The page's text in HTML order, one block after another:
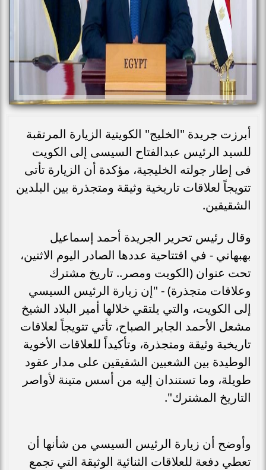
أبرزت جريدة "الخليج" الكويتية الزيارة المرتقبة
للسيد الرئيس عبدالفتاح السيسى إلى الكويت
فى إطار جولته الخليجية، مؤكدة أن الزيارة تأتى
تتويجاً لعلاقات تاريخية وثيقة ومتجذرة بين البلدين
الشقيقين.
وقال رئيس تحرير الجريدة أحمد إسماعيل
بهبهاني - في افتتاحية عددها الصادر اليوم الاثنين،
تحت عنوان (الكويت ومصر.. تاريخ مشترك
وعلاقات متجذرة) - "إن زيارة الرئيس السيسي
إلى الكويت، والتي يلتقي خلالها أمير البلاد الشيخ
مشعل الأحمد الجابر الصباح، تأتي تتويجاً لعلاقات
تاريخية وثيقة ومتجذرة، وتأكيداً للعلاقات الأخوية
الوطيدة بين الشعبين الشقيقين على مدار عقود
طويلة، وما تستندان إليه من أسس متينة لأواصر
التاريخ المشترك".
وأوضح أن زيارة الرئيس السيسي من شأنها أن
تعطي دفعة للعلاقات الثنائية الوثيقة التي تجمع